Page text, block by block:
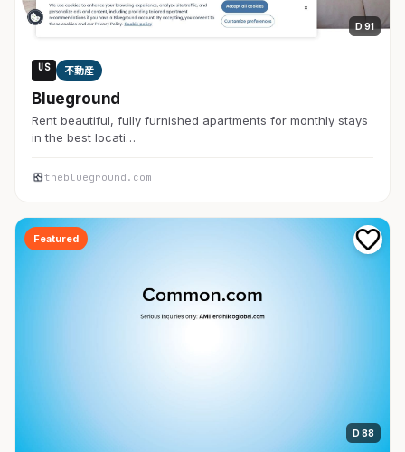
D 91
US 不動産
Blueground
Rent beautiful, fully furnished apartments for monthly stays
in the best locati…
theblueground.com
Featured
D 88